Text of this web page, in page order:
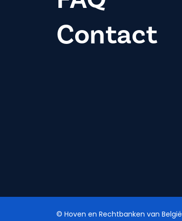
Contact
© Hoven en Rechtbanken van België